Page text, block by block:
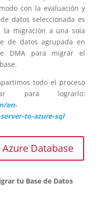
con la evaluación y
datos seleccionada es
la migración a una sola
de datos agrupada en
DMA para migrar el
todo el proceso
para lograrlo:
en-
to-azure-sql
Database
tu Base de Datos